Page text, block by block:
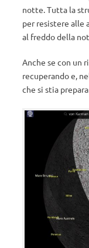
notte. Tutta la
per resistere alle
al freddo della
Anche se con un
recuperando e,
che si stia